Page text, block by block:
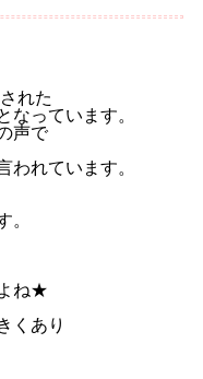
れた
っています。
声で
れています。
ね★
くあり